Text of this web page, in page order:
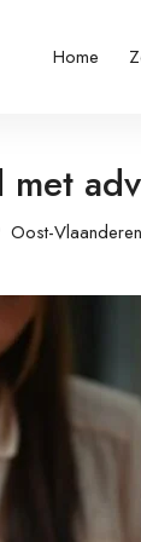
Home
met
Oost-Vlaanderen